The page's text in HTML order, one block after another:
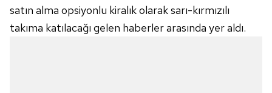
satın alma opsiyonlu kiralık olarak sarı-kırmızılı
takıma katılacağı gelen haberler arasında yer aldı.